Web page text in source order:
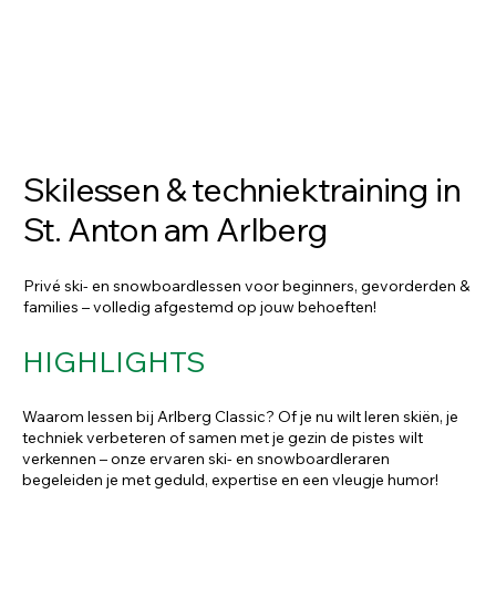
Skilessen & techniektraining in
St. Anton am Arlberg
Privé ski- en snowboardlessen voor beginners, gevorderden &
families – volledig afgestemd op jouw behoeften!
HIGHLIGHTS
Waarom lessen bij Arlberg Classic? Of je nu wilt leren skiën, je
techniek verbeteren of samen met je gezin de pistes wilt
verkennen – onze ervaren ski- en snowboardleraren
begeleiden je met geduld, expertise en een vleugje humor!